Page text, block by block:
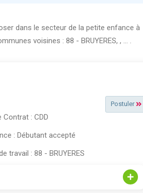
dans le secteur de la petite enfance à
voisines : 88 - BRUYERES, , ... .
Postuler
Contrat : CDD
: Débutant accepté
travail : 88 - BRUYERES